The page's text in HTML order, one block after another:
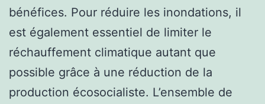
bénéfices. Pour réduire les inondations, il
est également essentiel de limiter le
réchauffement climatique autant que
possible grâce à une réduction de la
production écosocialiste. L’ensemble de